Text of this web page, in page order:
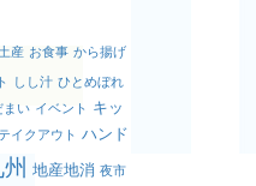
産 お食事 から揚げ
しし汁 ひとめぼれ
まい イベント キッ
イクアウト ハンド
地産地消 夜市